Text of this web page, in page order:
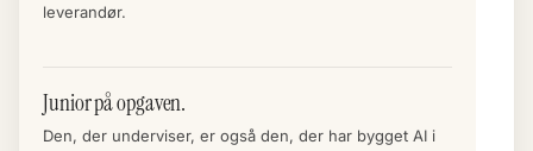
leverandør.
Junior på opgaven.
Den, der underviser, er også den, der har bygget AI i